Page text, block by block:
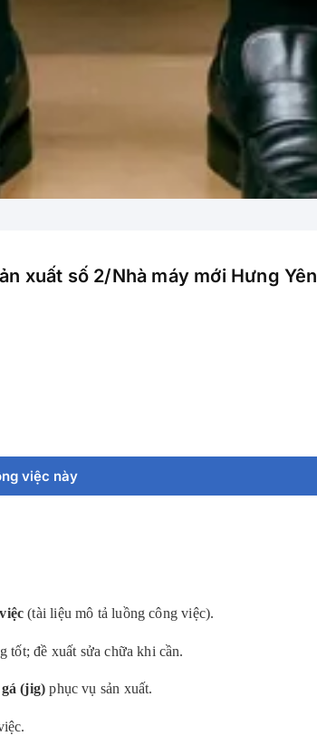
xuất số 2/Nhà máy mới Hưng Yên
việc này
(tài liệu mô tả luồng công việc).
tốt; đề xuất sửa chữa khi cần.
(jig) phục vụ sản xuất.